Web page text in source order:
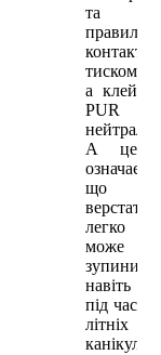
та
тиском,
а клей
PUR
А це
означає,
що
верстат
легко
може
навіть
під час
літніх
канікул.